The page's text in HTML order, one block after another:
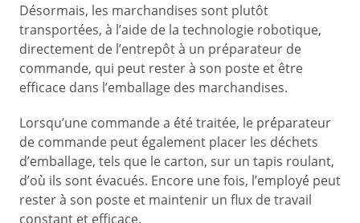
Désormais, les marchandises sont plutôt
transportées, à l’aide de la technologie robotique,
directement de l’entrepôt à un préparateur de
commande, qui peut rester à son poste et être
efficace dans l’emballage des marchandises.
Lorsqu’une commande a été traitée, le préparateur
de commande peut également placer les déchets
d’emballage, tels que le carton, sur un tapis roulant,
d’où ils sont évacués. Encore une fois, l’employé peut
rester à son poste et maintenir un flux de travail
constant et efficace.